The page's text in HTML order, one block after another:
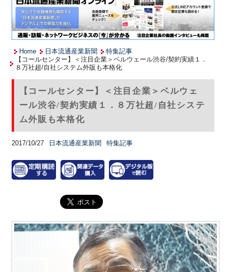
Home 日本流通産業新聞
特集記事
【コールセンター】＜注目企業＞ベルウェール渋谷/契約実績１．
８万社超/自社システム外販も本格化
【コールセンター】＜注目企業＞ベルウェ
ール渋谷/契約実績１．８万社超/自社システ
ム外販も本格化
2017/10/27 日本流通産業新聞 特集記事